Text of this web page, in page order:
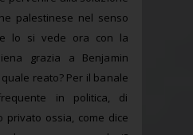
palestinese nel senso
lo si vede ora con la
grazia a Benjamin
reato? Per il banale
in politica, di
privato ossia, come dice